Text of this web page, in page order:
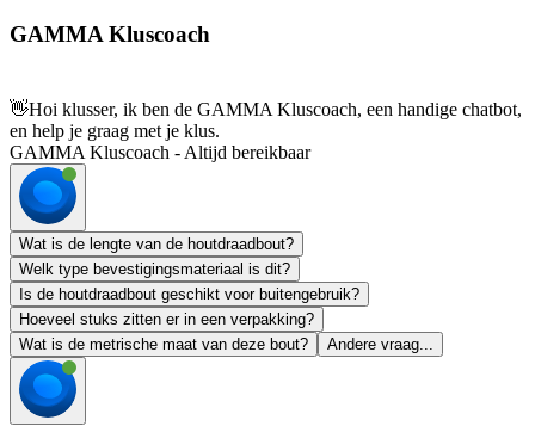
GAMMA Kluscoach
👋Hoi klusser, ik ben de GAMMA Kluscoach, een handige chatbot,
en help je graag met je klus.
GAMMA Kluscoach - Altijd bereikbaar
Wat is de lengte van de houtdraadbout?
Welk type bevestigingsmateriaal is dit?
Is de houtdraadbout geschikt voor buitengebruik?
Hoeveel stuks zitten er in een verpakking?
Wat is de metrische maat van deze bout?
Andere vraag...